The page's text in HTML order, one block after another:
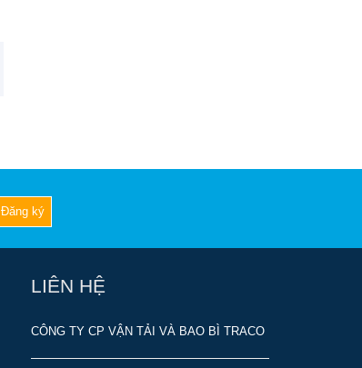
Đăng ký
LIÊN HỆ
CÔNG TY CP VẬN TẢI VÀ BAO BÌ TRACO